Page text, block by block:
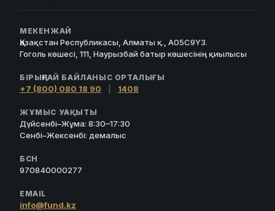
МЕКЕНЖАЙ
Қазақстан Республикасы, Алматы қ., A05C9Y3.
Гоголь көшесі, 111, Наурызбай батыр көшесінің қиылысы
БІРЫҢҒАЙ БАЙЛАНЫС ОРТАЛЫҒЫ
+7 (800) 080 18 90 1408
ЖҰМЫС УАҚЫТЫ
Дүйсенбі–Жұма: 8:30–17:30
Сенбі–Жексенбі: демалыс
БСН
970840000277
EMAIL
info@fund.kz